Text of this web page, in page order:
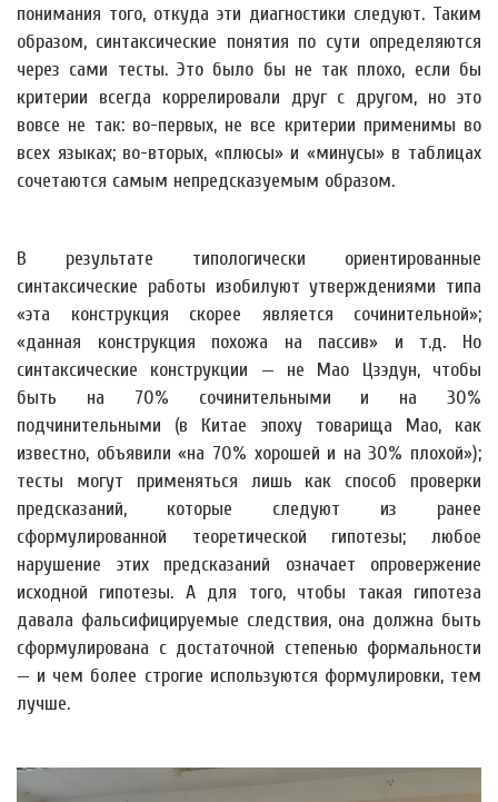
понимания того, откуда эти диагностики следуют. Таким
образом, синтаксические понятия по сути определяются
через сами тесты. Это было бы не так плохо, если бы
критерии всегда коррелировали друг с другом, но это
вовсе не так: во-первых, не все критерии применимы во
всех языках; во-вторых, «плюсы» и «минусы» в таблицах
сочетаются самым непредсказуемым образом.
В результате типологически ориентированные
синтаксические работы изобилуют утверждениями типа
«эта конструкция скорее является сочинительной»;
«данная конструкция похожа на пассив» и т.д. Но
синтаксические конструкции — не Мао Цзэдун, чтобы
быть на 70% сочинительными и на 30%
подчинительными (в Китае эпоху товарища Мао, как
известно, объявили «на 70% хорошей и на 30% плохой»);
тесты могут применяться лишь как способ проверки
предсказаний, которые следуют из ранее
сформулированной теоретической гипотезы; любое
нарушение этих предсказаний означает опровержение
исходной гипотезы. А для того, чтобы такая гипотеза
давала фальсифицируемые следствия, она должна быть
сформулирована с достаточной степенью формальности
— и чем более строгие используются формулировки, тем
лучше.